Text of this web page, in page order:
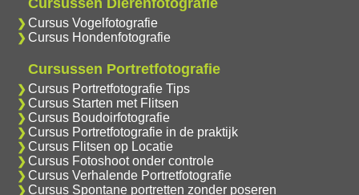
Cursus Vogelfotografie
Cursus Hondenfotografie
Cursussen Portretfotografie
Cursus Portretfotografie Tips
Cursus Starten met Flitsen
Cursus Boudoirfotografie
Cursus Portretfotografie in de praktijk
Cursus Flitsen op Locatie
Cursus Fotoshoot onder controle
Cursus Verhalende Portretfotografie
Cursus Spontane portretten zonder poseren